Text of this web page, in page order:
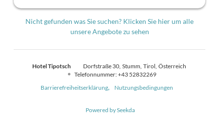
Nicht gefunden was Sie suchen? Klicken Sie hier um alle
unsere Angebote zu sehen
Hotel Tipotsch Dorfstraße 30 Stumm Tirol Österreich
Telefonnummer:+43 52832269
Barrierefreiheitserklärung
Nutzungsbedingungen
Powered by Seekda